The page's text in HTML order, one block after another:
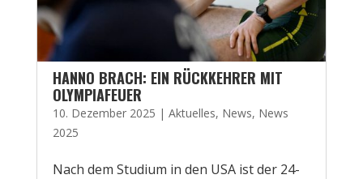
HANNO BRACH: EIN RÜCKKEHRER MIT
OLYMPIAFEUER
10. Dezember 2025 | Aktuelles, News, News
2025
Nach dem Studium in den USA ist der 24-